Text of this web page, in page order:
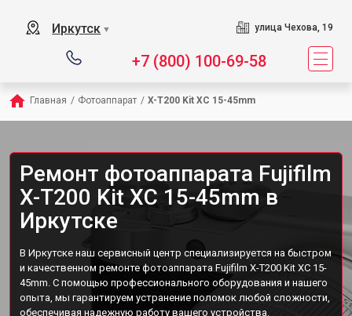
Иркутск ▼ улица Чехова, 19
+7 (800) 100-69-58
Главная / Фотоаппарат / X-T200 Kit XC 15-45mm
Ремонт фотоаппарата Fujifilm
X-T200 Kit XC 15-45mm в
Иркутске
В Иркутске наш сервисный центр специализируется на быстром
и качественном ремонте фотоаппарата Fujifilm X-T200 Kit XC 15-
45mm. С помощью профессионального оборудования и нашего
опыта, мы гарантируем устранение поломок любой сложности,
обеспечивая надежную работу вашего устройства.